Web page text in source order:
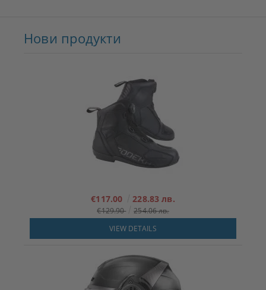
Нови продукти
€117.00 228.83 лв.
€129.90
254.06 лв.
VIEW DETAILS